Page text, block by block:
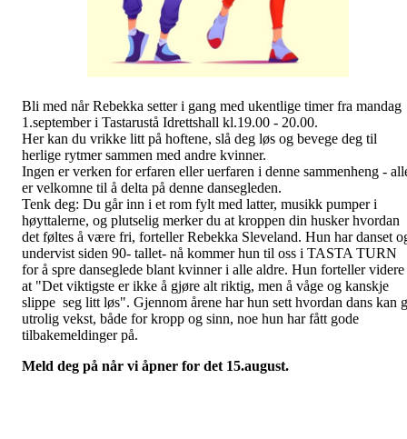
Bli med når Rebekka setter i gang med ukentlige timer fra mandag
1.september i Tastarustå Idrettshall kl.19.00 - 20.00.
Her kan du vrikke litt på hoftene, slå deg løs og bevege deg til
herlige rytmer sammen med andre kvinner.
Ingen er verken for erfaren eller uerfaren i denne sammenheng -
er velkomne til å delta på denne dansegleden.
Tenk deg: Du går inn i et rom fylt med latter, musikk pumper i
høyttalerne, og plutselig merker du at kroppen din husker hvordan
det føltes å være fri, forteller Rebekka Sleveland. Hun har danset
undervist siden 90- tallet- nå kommer hun til oss i TASTA TURN
for å spre danseglede blant kvinner i alle aldre. Hun forteller videre
at "Det viktigste er ikke å gjøre alt riktig, men å våge og kanskje
slippe seg litt løs". Gjennom årene har hun sett hvordan dans kan
utrolig vekst, både for kropp og sinn, noe hun har fått gode
tilbakemeldinger på.
Meld deg på når vi åpner for det 15.august.